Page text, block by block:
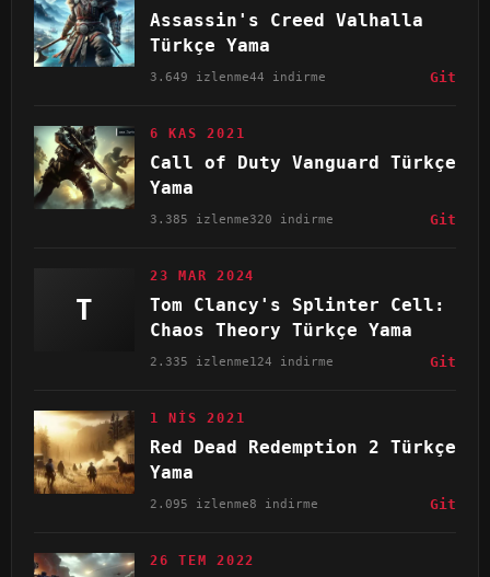
Assassin's Creed Valhalla
Türkçe Yama
3.649 izlenme44 indirme Git
6 KAS 2021
Call of Duty Vanguard Türkçe
Yama
3.385 izlenme320 indirme Git
T
23 MAR 2024
Tom Clancy's Splinter Cell:
Chaos Theory Türkçe Yama
2.335 izlenme124 indirme Git
1 NIS 2021
Red Dead Redemption 2 Türkçe
Yama
2.095 izlenme8 indirme Git
26 TEM 2022